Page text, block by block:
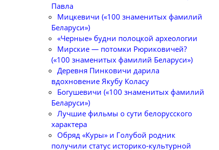
Павла
Мицкевичи («100 знаменитых фамилий
Беларуси»)
«Черные» будни полоцкой археологии
Мирские — потомки Рюриковичей?
(«100 знаменитых фамилий Беларуси»)
Деревня Пинковичи дарила
вдохновение Якубу Коласу
Богушевичи («100 знаменитых фамилий
Беларуси»)
Лучшие фильмы о сути белорусского
характера
Обряд «Куры» и Голубой родник
получили статус историко-культурной